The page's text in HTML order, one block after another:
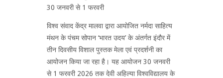
30 जनवरी से 1 फरवरी
विश्व संवाद केंद्र मालवा द्वारा आयोजित नर्मदा साहित्य
मंथन के पंचम सोपान ‘भारत उदय’ के अंतर्गत इंदौर में
तीन दिवसीय विशाल पुस्तक मेला एवं प्रदर्शनी का
आयोजन किया जा रहा है। यह आयोजन 30 जनवरी
से 1 फरवरी 2026 तक देवी अहिल्या विश्वविद्यालय के